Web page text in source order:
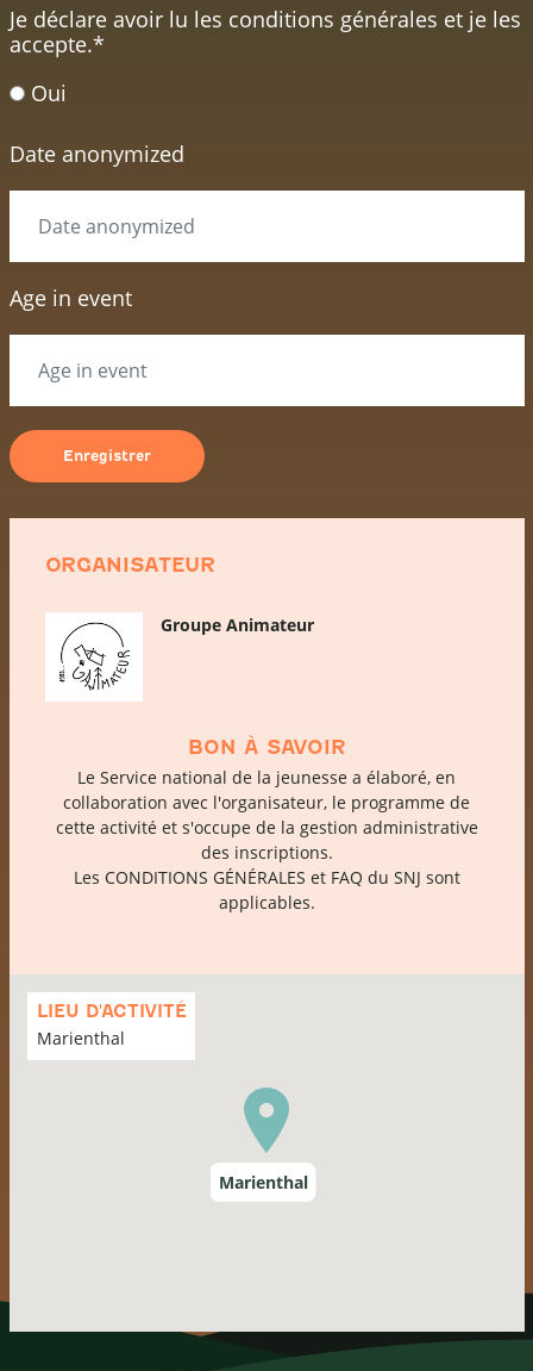
Je déclare avoir lu les conditions générales et je les
accepte.*
Oui
Date anonymized
Age in event
ORGANISATEUR
Groupe Animateur
BON À SAVOIR
Le Service national de la jeunesse a élaboré, en
collaboration avec l'organisateur, le programme de
cette activité et s'occupe de la gestion administrative
des inscriptions.
Les CONDITIONS GÉNÉRALES et FAQ du SNJ sont
applicables.
LIEU D'ACTIVITÉ
Marienthal
Passer
carte
Marienthal